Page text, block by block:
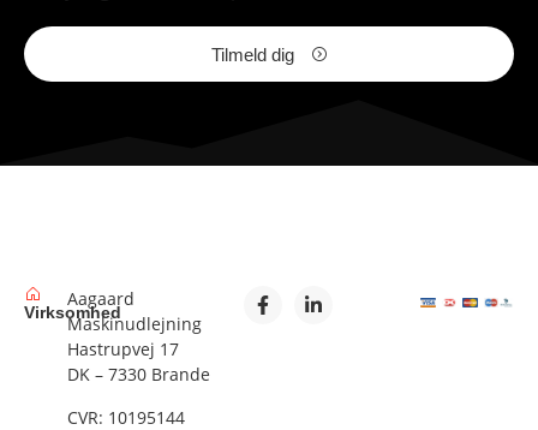
Tilmeld dig
Virksomhed
Aagaard
Maskinudlejning
Hastrupvej 17
DK – 7330 Brande
CVR: 10195144